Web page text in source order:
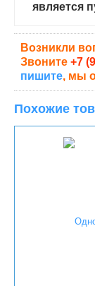
является
Возникли
Звоните +7
пишите, мы
Похожие